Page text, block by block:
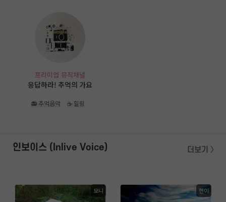
프리미엄 뮤직채널
응답하라! 추억의 가요
📻 추억음악 ☕ 힐링
인보이스 (Inlive Voice) 더보기 〉
모니 헌이